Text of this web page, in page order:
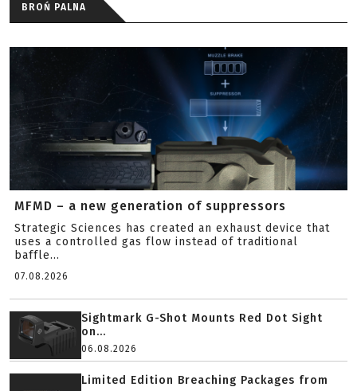
BROŃ PALNA
MFMD – a new generation of suppressors
Strategic Sciences has created an exhaust device that
uses a controlled gas flow instead of traditional
baffle...
07.08.2026
Sightmark G-Shot Mounts Red Dot Sight
on...
06.08.2026
Limited Edition Breaching Packages from